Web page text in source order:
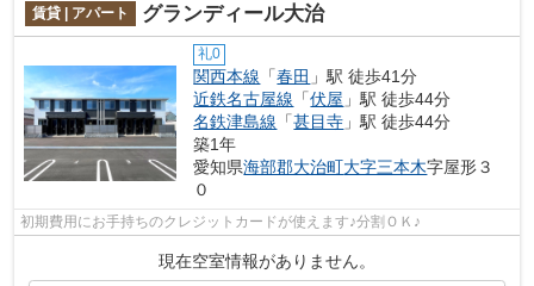
賃貸 | アパート グランディール大治
礼0
関西本線 「春田 」駅 徒歩41分
近鉄名古屋線 「伏屋 」駅 徒歩44分
名鉄津島線 「甚目寺 」駅 徒歩44分
築1年
愛知県海部郡大治町大字三本木字屋形３
０
初期費用にお手持ちのクレジットカードが使えます♪分割ＯＫ♪
現在空室情報がありません。